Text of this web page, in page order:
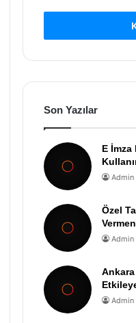
Son Yazılar
E
Admin
Özel
Admin
Ankara
Admin